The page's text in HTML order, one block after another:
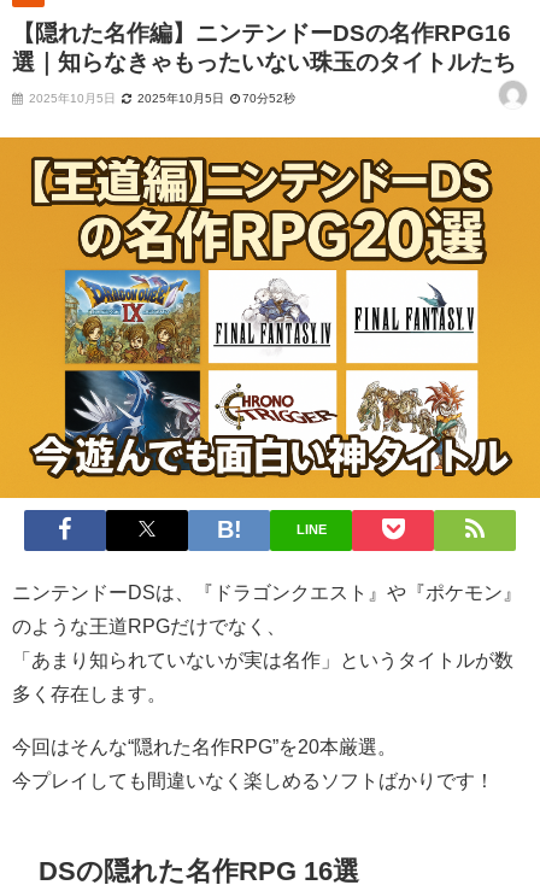
【隠れた名作編】ニンテンドーDSの名作RPG16
選｜知らなきゃもったいない珠玉のタイトルたち
2025年10月5日 2025年10月5日 70分52秒
LINE
ニンテンドーDSは、『ドラゴンクエスト』や『ポケモン』
のような王道RPGだけでなく、
「あまり知られていないが実は名作」というタイトルが数
多く存在します。
今回はそんな“隠れた名作RPG”を20本厳選。
今プレイしても間違いなく楽しめるソフトばかりです！
DSの隠れた名作RPG 16選